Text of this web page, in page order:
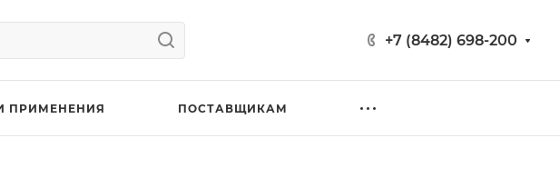
+7 (8482) 698-200
ПРИМЕНЕНИЯ ПОСТАВЩИКАМ